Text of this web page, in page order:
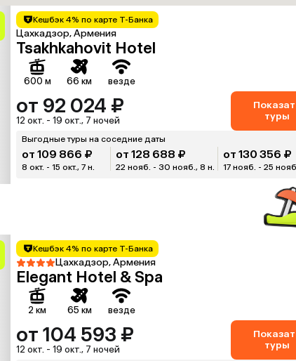
Кешбэк 4% по карте Т-Банка
Цахкадзор, Армения
Tsakhkahovit Hotel
600 м 66 км везде
от 92 024 ₽
12 окт. - 19 окт., 7 ночей
туры
Выгодные туры на соседние даты
от 109 866 ₽
8 окт. - 15 окт., 7 н.
от 128 688 ₽
22 нояб. - 30 нояб., 8 н.
от 130 356 ₽
17 нояб. - 25
Кешбэк 4% по карте Т-Банка
Цахкадзор, Армения
Elegant Hotel & Spa
2 км 65 км везде
от 104 593 ₽
12 окт. - 19 окт., 7 ночей
туры